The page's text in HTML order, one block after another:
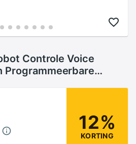
Controle Voice
Programmeerbare
Robotica Kit Intelligente
12%
KORTING